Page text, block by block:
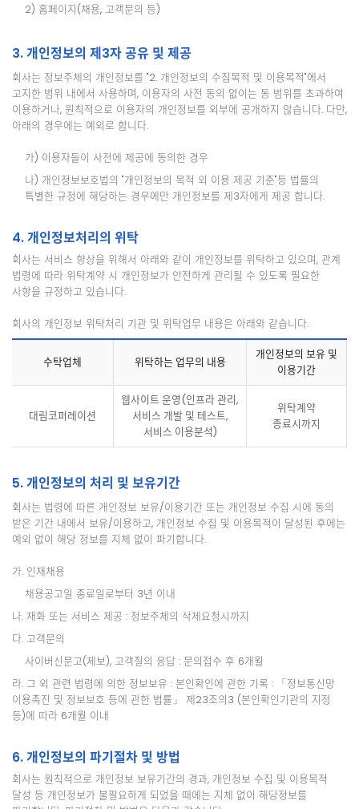
2) 홈페이지(채용, 고객문의 등)
3. 개인정보의 제3자 공유 및 제공
회사는 정보주체의 개인정보를 "2. 개인정보의 수집목적 및 이용목적"에서
고지한 범위 내에서 사용하며, 이용자의 사전 동의 없이는 동 범위를 초과하여
이용하거나, 원칙적으로 이용자의 개인정보를 외부에 공개하지 않습니다. 다만,
아래의 경우에는 예외로 합니다.
가) 이용자들이 사전에 제공에 동의한 경우
나) 개인정보보호법의 "개인정보의 목적 외 이용 제공 기준"등 법률의
특별한 규정에 해당하는 경우에만 개인정보를 제3자에게 제공 합니다.
4. 개인정보처리의 위탁
회사는 서비스 향상을 위해서 아래와 같이 개인정보를 위탁하고 있으며, 관계
법령에 따라 위탁계약 시 개인정보가 안전하게 관리될 수 있도록 필요한
사항을 규정하고 있습니다.
회사의 개인정보 위탁처리 기관 및 위탁업무 내용은 아래와 같습니다.
수탁업체 위탁하는 업무의 내용
개인정보의 보유 및
이용기간
대림코퍼레이션
웹사이트 운영(인프라 관리,
서비스 개발 및 테스트,
서비스 이용분석)
위탁계약
종료시까지
5. 개인정보의 처리 및 보유기간
회사는 법령에 따른 개인정보 보유/이용기간 또는 개인정보 수집 시에 동의
받은 기간 내에서 보유/이용하고, 개인정보 수집 및 이용목적이 달성된 후에는
예외 없이 해당 정보를 지체 없이 파기합니다.
가. 인재채용
채용공고일 종료일로부터 3년 이내
나. 재화 또는 서비스 제공 : 정보주체의 삭제요청시까지
다. 고객문의
사이버신문고(제보), 고객질의 응답 : 문의접수 후 6개월
라. 그 외 관련 법령에 의한 정보보유 : 본인확인에 관한 기록 : 「정보통신망
이용촉진 및 정보보호 등에 관한 법률」 제23조의3 (본인확인기관의 지정
등)에 따라 6개월 이내
6. 개인정보의 파기절차 및 방법
회사는 원칙적으로 개인정보 보유기간의 경과, 개인정보 수집 및 이용목적
달성 등 개인정보가 불필요하게 되었을 때에는 지체 없이 해당정보를